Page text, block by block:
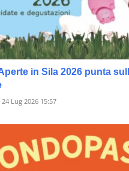
in Sila 2026 punta
24 Lug 2026 15:57